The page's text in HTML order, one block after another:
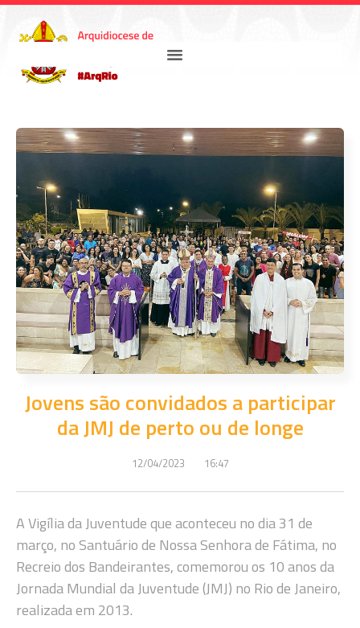
Jovens são convidados a participar
da JMJ de perto ou de longe
12/04/2023 16:47
A Vigília da Juventude que aconteceu no dia 31 de
março, no Santuário de Nossa Senhora de Fátima, no
Recreio dos Bandeirantes, comemorou os 10 anos da
Jornada Mundial da Juventude (JMJ) no Rio de Janeiro,
realizada em 2013.